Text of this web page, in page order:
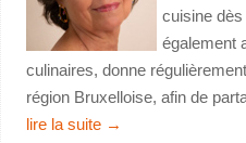
cuisine dès
également
culinaires, donne
région Bruxelloise, afin de
lire la suite →